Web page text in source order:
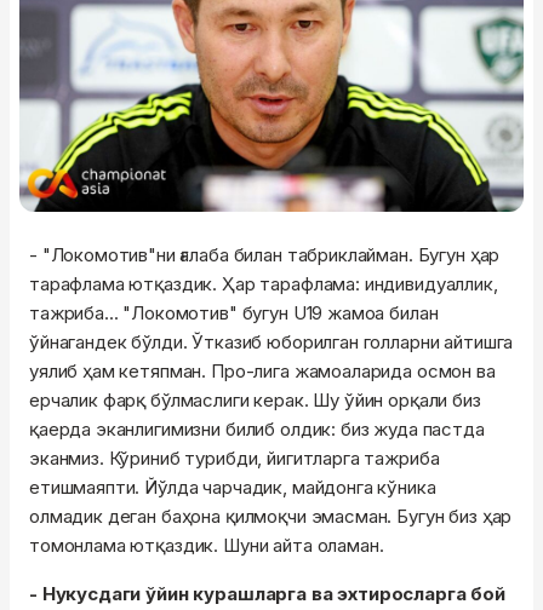
- "Локомотив"ни ғалаба билан табриклайман. Бугун ҳар
тарафлама ютқаздик. Ҳар тарафлама: индивидуаллик,
тажриба... "Локомотив" бугун U19 жамоа билан
ўйнагандек бўлди. Ўтказиб юборилган голларни айтишга
уялиб ҳам кетяпман. Про-лига жамоаларида осмон ва
ерчалик фарқ бўлмаслиги керак. Шу ўйин орқали биз
қаерда эканлигимизни билиб олдик: биз жуда пастда
эканмиз. Кўриниб турибди, йигитларга тажриба
етишмаяпти. Йўлда чарчадик, майдонга кўника
олмадик деган баҳона қилмоқчи эмасман. Бугун биз ҳар
томонлама ютқаздик. Шуни айта оламан.
- Нукусдаги ўйин курашларга ва эхтиросларга бой